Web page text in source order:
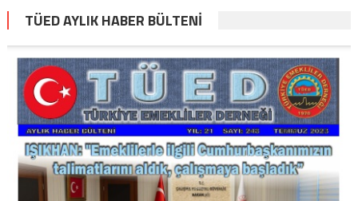
TÜED AYLIK HABER BÜLTENİ